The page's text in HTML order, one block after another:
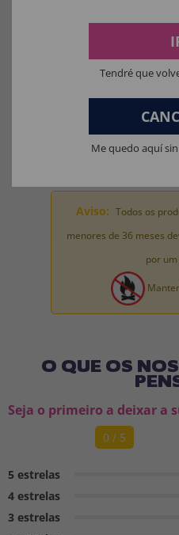
Materiais para fantasias,
Materiais de brinquedo
Aviso: Todos os
menores de 36 meses
por
O QUE OS
Seja o primeiro a deixar a
0 / 5
5 estrelas
4 estrelas
3 estrelas
Tendré que
Me quedo aquí